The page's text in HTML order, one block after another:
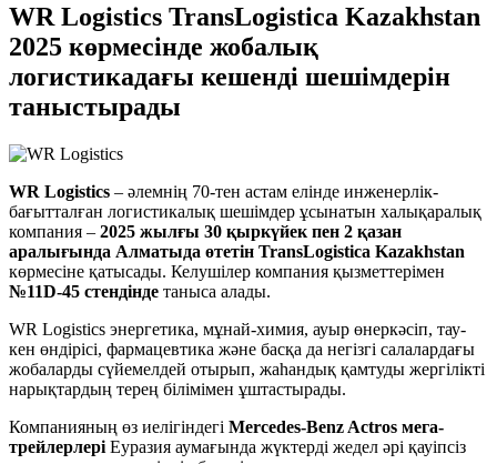
WR Logistics TransLogistica Kazakhstan
2025 көрмесінде жобалық
логистикадағы кешенді шешімдерін
таныстырады
WR Logistics – әлемнің 70-тен астам елінде инженерлік-
бағытталған логистикалық шешімдер ұсынатын халықаралық
компания – 2025 жылғы 30 қыркүйек пен 2 қазан
аралығында Алматыда өтетін TransLogistica Kazakhstan
көрмесіне қатысады. Келушілер компания қызметтерімен
№11D-45 стендінде таныса алады.
WR Logistics энергетика, мұнай-химия, ауыр өнеркәсіп, тау-
кен өндірісі, фармацевтика және басқа да негізгі салалардағы
жобаларды сүйемелдей отырып, жаһандық қамтуды жергілікті
нарықтардың терең білімімен ұштастырады.
Компанияның өз иелігіндегі Mercedes-Benz Actros мега-
трейлерлері Еуразия аумағында жүктерді жедел әрі қауіпсіз